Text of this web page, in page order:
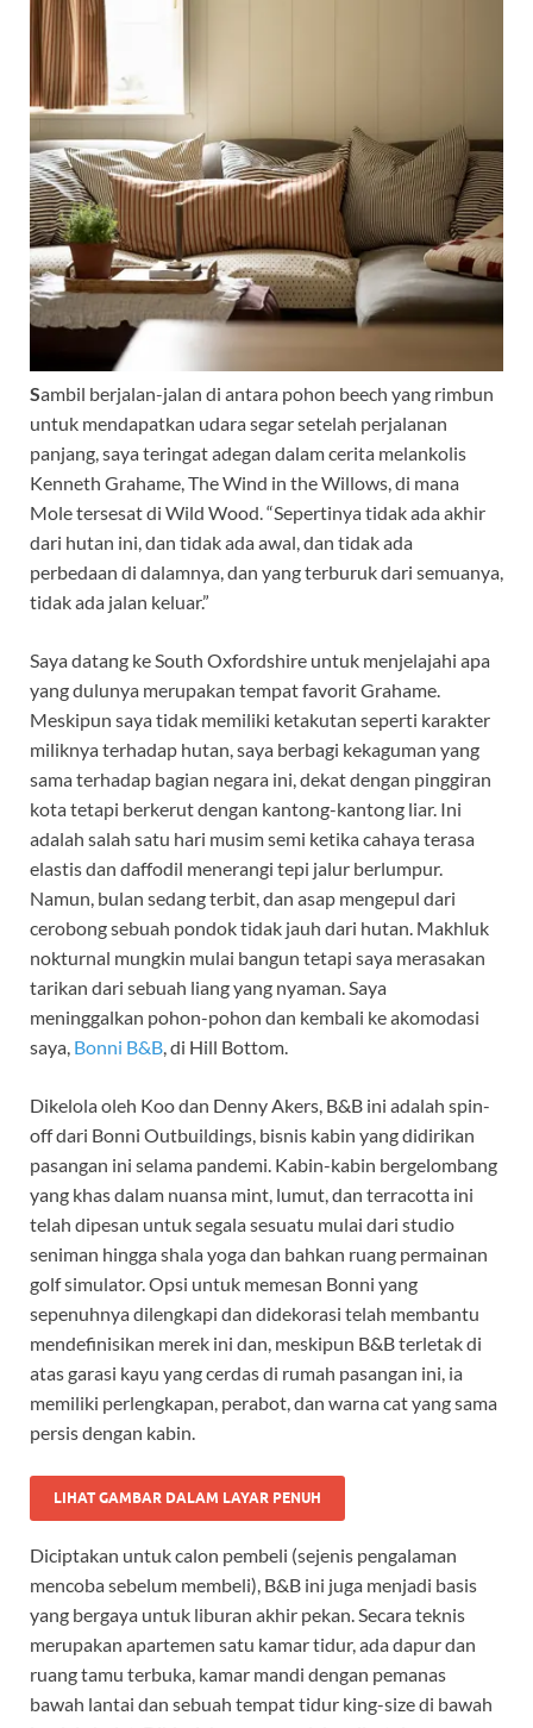
Sambil berjalan-jalan di antara pohon beech yang rimbun
untuk mendapatkan udara segar setelah perjalanan
panjang, saya teringat adegan dalam cerita melankolis
Kenneth Grahame, The Wind in the Willows, di mana
Mole tersesat di Wild Wood. “Sepertinya tidak ada akhir
dari hutan ini, dan tidak ada awal, dan tidak ada
perbedaan di dalamnya, dan yang terburuk dari semuanya,
tidak ada jalan keluar.”
Saya datang ke South Oxfordshire untuk menjelajahi apa
yang dulunya merupakan tempat favorit Grahame.
Meskipun saya tidak memiliki ketakutan seperti karakter
miliknya terhadap hutan, saya berbagi kekaguman yang
sama terhadap bagian negara ini, dekat dengan pinggiran
kota tetapi berkerut dengan kantong-kantong liar. Ini
adalah salah satu hari musim semi ketika cahaya terasa
elastis dan daffodil menerangi tepi jalur berlumpur.
Namun, bulan sedang terbit, dan asap mengepul dari
cerobong sebuah pondok tidak jauh dari hutan. Makhluk
nokturnal mungkin mulai bangun tetapi saya merasakan
tarikan dari sebuah liang yang nyaman. Saya
meninggalkan pohon-pohon dan kembali ke akomodasi
saya, Bonni B&B, di Hill Bottom.
Dikelola oleh Koo dan Denny Akers, B&B ini adalah spin-
off dari Bonni Outbuildings, bisnis kabin yang didirikan
pasangan ini selama pandemi. Kabin-kabin bergelombang
yang khas dalam nuansa mint, lumut, dan terracotta ini
telah dipesan untuk segala sesuatu mulai dari studio
seniman hingga shala yoga dan bahkan ruang permainan
golf simulator. Opsi untuk memesan Bonni yang
sepenuhnya dilengkapi dan didekorasi telah membantu
mendefinisikan merek ini dan, meskipun B&B terletak di
atas garasi kayu yang cerdas di rumah pasangan ini, ia
memiliki perlengkapan, perabot, dan warna cat yang sama
persis dengan kabin.
LIHAT GAMBAR DALAM LAYAR PENUH
Diciptakan untuk calon pembeli (sejenis pengalaman
mencoba sebelum membeli), B&B ini juga menjadi basis
yang bergaya untuk liburan akhir pekan. Secara teknis
merupakan apartemen satu kamar tidur, ada dapur dan
ruang tamu terbuka, kamar mandi dengan pemanas
bawah lantai dan sebuah tempat tidur king-size di bawah